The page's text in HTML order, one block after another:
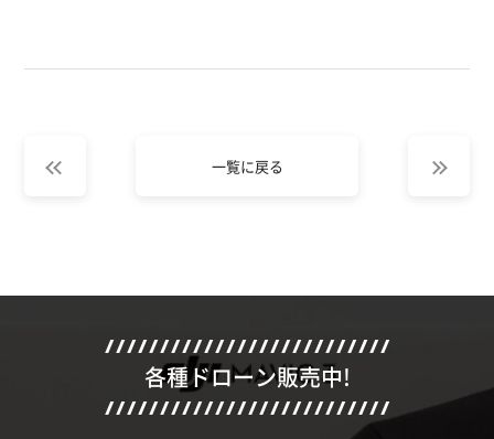
一覧に戻る
各種ドローン販売中!